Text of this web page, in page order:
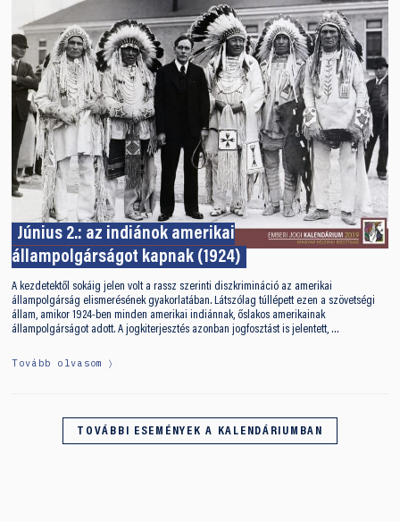
Június 2.: az indiánok amerikai
állampolgárságot kapnak (1924)
A kezdetektől sokáig jelen volt a rassz szerinti diszkrimináció az amerikai
állampolgárság elismerésének gyakorlatában. Látszólag túllépett ezen a szövetségi
állam, amikor 1924-ben minden amerikai indiánnak, őslakos amerikainak
állampolgárságot adott. A jogkiterjesztés azonban jogfosztást is jelentett, …
Tovább olvasom
TOVÁBBI ESEMÉNYEK A KALENDÁRIUMBAN